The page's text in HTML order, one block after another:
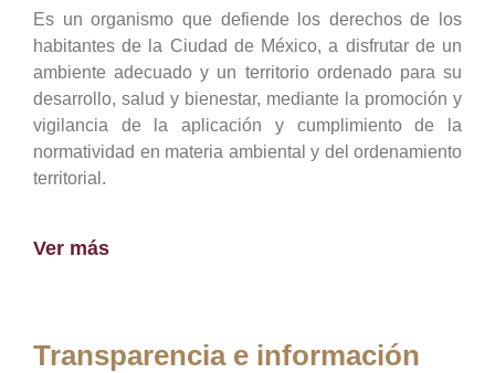
Es un organismo que defiende los derechos de los
habitantes de la Ciudad de México, a disfrutar de un
ambiente adecuado y un territorio ordenado para su
desarrollo, salud y bienestar, mediante la promoción y
vigilancia de la aplicación y cumplimiento de la
normatividad en materia ambiental y del ordenamiento
territorial.
Ver más
Transparencia e información